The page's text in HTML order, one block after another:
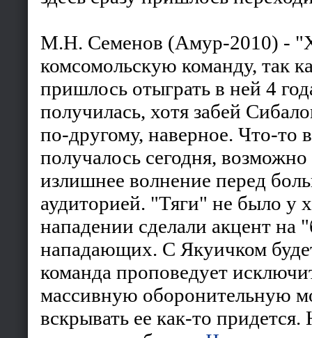
М.Н. Семенов (Амур-2010) -
комсомольскую команду, так
пришлось отыграть в ней 4
получилась, хотя забей
по-другому, наверное. Что-то
получалось сегодня, возможно
излишнее волнение перед
аудиторией. "Тяги" не было у
нападении сделали акцент на
нападающих. С Якуичком
команда проповедует
массивную оборонительную
вскрывать ее как-то